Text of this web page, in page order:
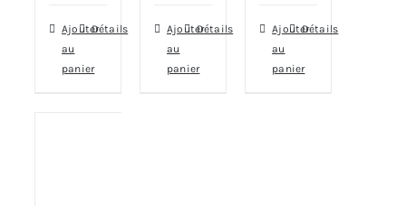
Ajouter
au
panier
Détails
Ajouter
au
panier
Détails
Ajouter
au
panier
Détails